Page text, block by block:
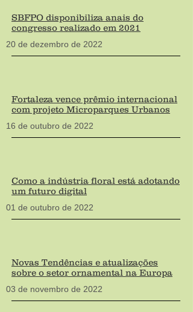
SBFPO disponibiliza anais do
congresso realizado em 2021
20 de dezembro de 2022
Fortaleza vence prêmio internacional
com projeto Microparques Urbanos
16 de outubro de 2022
Como a indústria floral está adotando
um futuro digital
01 de outubro de 2022
Novas Tendências e atualizações
sobre o setor ornamental na Europa
03 de novembro de 2022